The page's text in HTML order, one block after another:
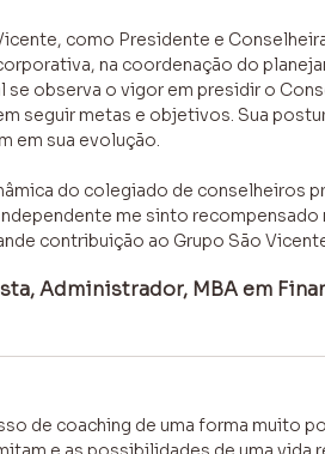
como Presidente e
na coordenação do
observa o vigor em presidir o
seguir metas e objetivos. Sua
em sua evolução.
do colegiado de conselheiros
me sinto
contribuição ao Grupo São
Administrador, MBA em
de coaching de uma forma muito